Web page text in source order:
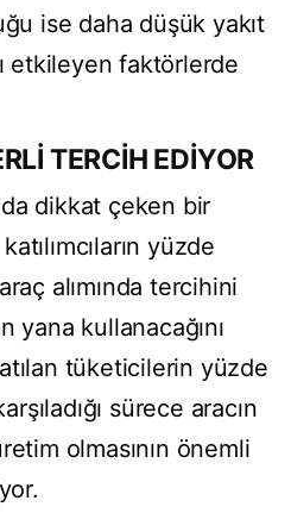
ise daha düşük yakıt
etkileyen faktörlerde
TERCİH EDİYOR
dikkat çeken bir
yüzde
alımında tercihini
yana kullanacağını
tüketicilerin yüzde
sürece aracın
olmasının önemli